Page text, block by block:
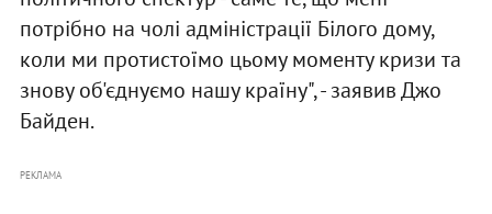
потрібно на чолі адміністрації Білого дому,
коли ми протистоїмо цьому моменту кризи та
знову об'єднуємо нашу країну", - заявив Джо
Байден.
РЕКЛАМА